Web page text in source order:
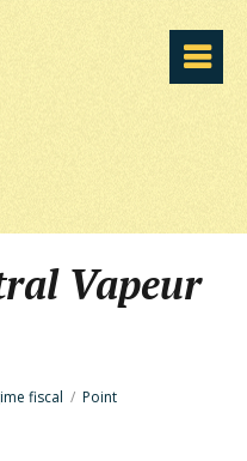
Vapeur
fiscal / Point